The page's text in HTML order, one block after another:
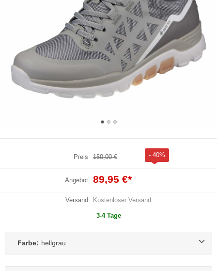
Preis 150,00 € - 40%
Angebot 89,95 €*
Versand Kostenloser Versand
3-4 Tage
Farbe: hellgrau